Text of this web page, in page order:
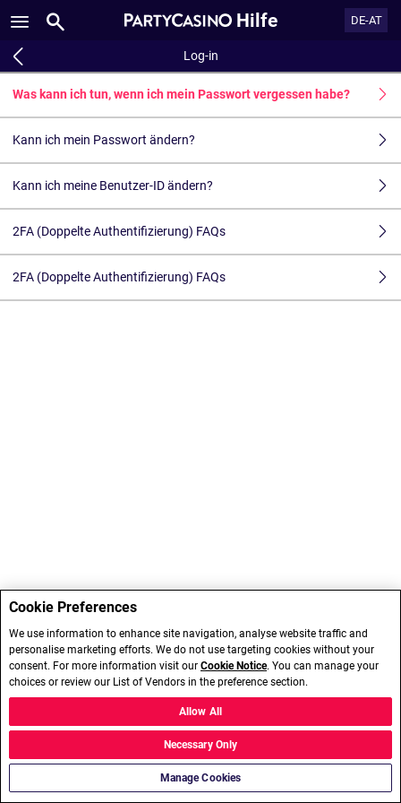
Hilfe DE-AT
Log-in
Was kann ich tun, wenn ich mein Passwort vergessen habe?
Kann ich mein Passwort ändern?
Kann ich meine Benutzer-ID ändern?
2FA (Doppelte Authentifizierung) FAQs
2FA (Doppelte Authentifizierung) FAQs
Cookie Preferences
We use information to enhance site navigation, analyse website traffic and
personalise marketing efforts. We do not use targeting cookies without your
consent. For more information visit our Cookie Notice. You can manage your
choices or review our List of Vendors in the preference section.
Manage Cookies
Necessary Only
Allow All